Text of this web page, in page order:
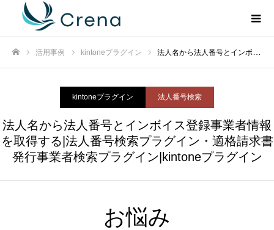
活用事例 kintoneプラグイン 法人名から法人番号とインボイス登録事業者情報を取得する|法人番号検索プラグイン・適格請求書発行事業者検索プラグイン|kintoneプラグイン
kintoneプラグイン 法人番号検索
法人名から法人番号とインボイス登録事業者情報
を取得する|法人番号検索プラグイン・適格請求書
発行事業者検索プラグイン|kintoneプラグイン
お悩み